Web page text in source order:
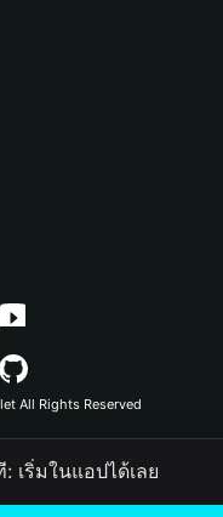
รนด์
ย
ตัว
าร
All Rights Reserved
เริ่มในแอปได้เลย